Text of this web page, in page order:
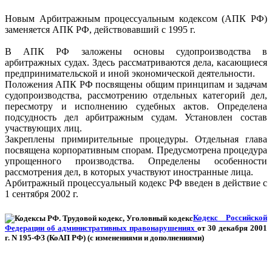
Новым Арбитражным процессуальным кодексом (АПК РФ)
заменяется АПК РФ, действовавший с 1995 г.
В АПК РФ заложены основы судопроизводства в
арбитражных судах. Здесь рассматриваются дела, касающиеся
предпринимательской и иной экономической деятельности.
Положения АПК РФ посвящены общим принципам и задачам
судопроизводства, рассмотрению отдельных категорий дел,
пересмотру и исполнению судебных актов. Определена
подсудность дел арбитражным судам. Установлен состав
участвующих лиц.
Закреплены примирительные процедуры. Отдельная глава
посвящена корпоративным спорам. Предусмотрена процедура
упрощенного производства. Определены особенности
рассмотрения дел, в которых участвуют иностранные лица.
Арбитражный процессуальный кодекс РФ введен в действие с
1 сентября 2002 г.
Кодекс Российской
Федерации об административных правонарушениях от 30 декабря 2001
г. N 195-ФЗ (КоАП РФ) (с изменениями и дополнениями)